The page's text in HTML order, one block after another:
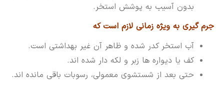
بدون آسیب به پوشش استخر.
جرم گیری به ویژه زمانی لازم است که
آب استخر کدر شده و ظاهر آن غیر بهداشتی است.
کف یا دیواره ها زبر و لکه دار شده اند.
حتی بعد از شستشوی معمولی، رسوبات باقی مانده اند.